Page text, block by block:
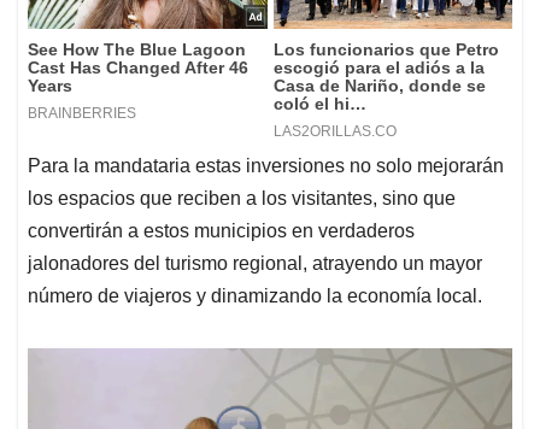
Para la mandataria estas inversiones no solo mejorarán
los espacios que reciben a los visitantes, sino que
convertirán a estos municipios en verdaderos
jalonadores del turismo regional, atrayendo un mayor
número de viajeros y dinamizando la economía local.